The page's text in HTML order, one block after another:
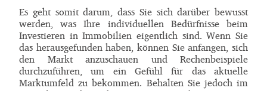
Es geht somit darum, dass Sie sich darüber bewusst
werden, was Ihre individuellen Bedürfnisse beim
Investieren in Immobilien eigentlich sind. Wenn Sie
das herausgefunden haben, können Sie anfangen, sich
den Markt anzuschauen und Rechenbeispiele
durchzuführen, um ein Gefühl für das aktuelle
Marktumfeld zu bekommen. Behalten Sie jedoch im